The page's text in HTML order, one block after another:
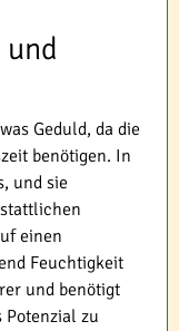
Geduld, da die
benötigen. In
und sie
einen
Feuchtigkeit
und benötigt
zu